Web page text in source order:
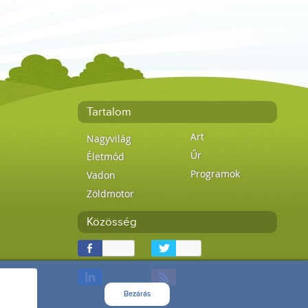
Bezárás
Tartalom
Nagyvilág
Életmód
Vadon
Zöldmotor
Art
Űr
Programok
Közösség